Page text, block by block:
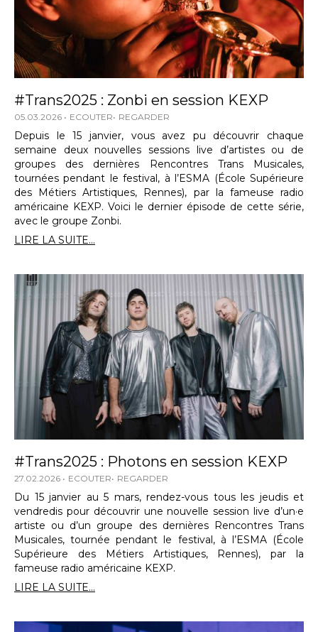
#Trans2025 : Zonbi en session KEXP
05.03.2026 ECOUTER REGARDER
Depuis le 15 janvier, vous avez pu découvrir chaque
semaine deux nouvelles sessions live d’artistes ou de
groupes des dernières Rencontres Trans Musicales,
tournées pendant le festival, à l’ESMA (École Supérieure
des Métiers Artistiques, Rennes), par la fameuse radio
américaine KEXP. Voici le dernier épisode de cette série,
avec le groupe Zonbi.
LIRE LA SUITE...
#Trans2025 : Photons en session KEXP
27.02.2026 ECOUTER REGARDER
Du 15 janvier au 5 mars, rendez-vous tous les jeudis et
vendredis pour découvrir une nouvelle session live d’un·e
artiste ou d’un groupe des dernières Rencontres Trans
Musicales, tournée pendant le festival, à l’ESMA (École
Supérieure des Métiers Artistiques, Rennes), par la
fameuse radio américaine KEXP.
LIRE LA SUITE...